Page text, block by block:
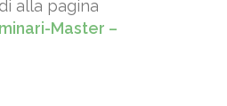
alla pagina
Master –